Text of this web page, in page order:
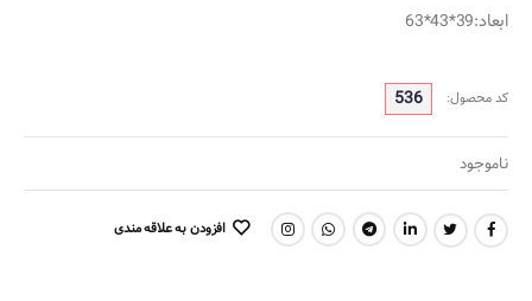
ابعاد:39*43*63
کد محصول: 536
ناموجود
اشتراک گذاری: افزودن به علاقه مندی